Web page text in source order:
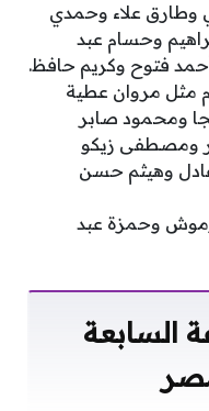
وطارق علاء وحمدي
وحسام عبد
فتوح وكريم حافظ.
مثل مروان عطية
ومحمود صابر
ومصطفى زيكو
وهيثم حسن
وحمزة عبد
السابعة